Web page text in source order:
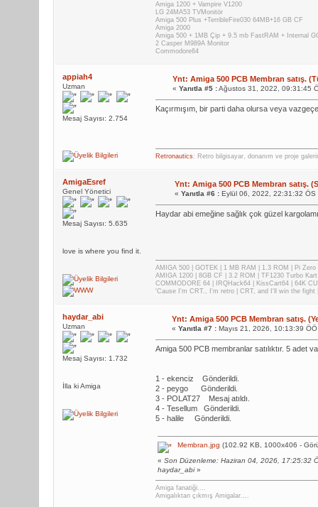
Amiga 1200 + Vampire V1200
LG 24MA53 TVMonitör
Amiga 500 Plus +TerribleFire030 64MB+16 GB CF
Amiga 2000
Amiga 500 + 1MB Çip + 9.5 mb FastRAM + Internal
2 Casper M989A Monitor
Commodore64
appiah4
Uzman
Mesaj Sayısı: 2.754
Ynt: Amiga 500 PCB Membran satış.
« Yanıtla #5 :Ağustos 31, 2022, 09:31:45
Kaçırmışım, bir parti daha olursa veya
Retronautics: Retro bilgisayar, donanım ve proje
AmigaEsref
Genel Yönetici
Mesaj Sayısı: 5.635
love is where you find it.
Ynt: Amiga 500 PCB Membran satış.
« Yanıtla #6 :Eylül 06, 2022, 22:31:32 ÖS
Haydar abi emeğine sağlık çok güzel
AMIGA 500 | GOTEK | 1 MB RAM | 1.3 ROM | Pi Zero
AMIGA 1200 | 8GB CF | 3.2 ROM | TF1230 Turbo
COMMODORE 64 | IRQHack64 | KissCart64 | 64K
'Cause I'm CRT., I'm retro | CRT, and I'll win the
haydar_abi
Uzman
Mesaj Sayısı: 1.732
İlla ki Amiga
Ynt: Amiga 500 PCB Membran satış.
« Yanıtla #7 :Mayıs 21, 2026, 10:13:39
Amiga 500 PCB membranlar satılıktır. 5 adet
1 - ekenciz Gönderildi.
2 - peygo Gönderildi.
3 - POLAT27 Mesaj atıldı.
4 - Tesellum Gönderildi.
5 - halile Gönderildi.
Membran.jpg (102.92 KB, 1000x406 -
« Son Düzenleme: Haziran 04, 2026, 17:25:32
haydar_abi»
Amiga fanatiği....
Amigalıktan çıkmış Amigalar....